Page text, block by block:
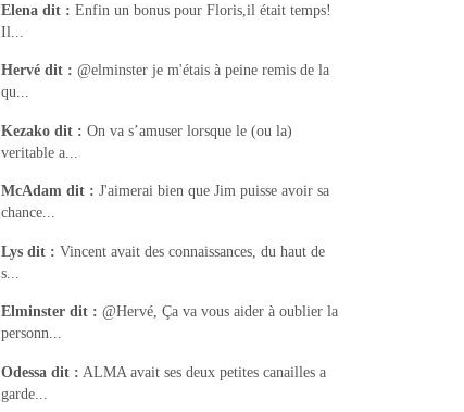
Elena dit : Enfin un bonus pour Floris,il était temps!
Il...
Hervé dit : @elminster je m'étais à peine remis de la
qu...
Kezako dit : On va s’amuser lorsque le (ou la)
veritable a...
McAdam dit : J'aimerai bien que Jim puisse avoir sa
chance...
Lys dit : Vincent avait des connaissances, du haut de
s...
Elminster dit : @Hervé, Ça va vous aider à oublier la
personn...
Odessa dit : ALMA avait ses deux petites canailles a
garde...